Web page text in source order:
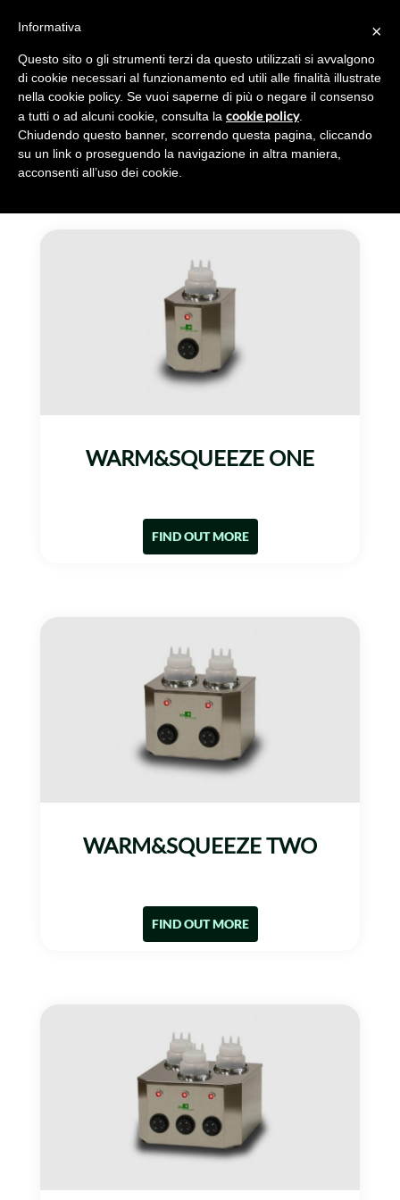
TOPPING WARMERS
WARM&SQUEEZE ONE
FIND OUT MORE
WARM&SQUEEZE TWO
FIND OUT MORE
×
Informativa
Questo sito o gli strumenti terzi da questo utilizzati si avvalgono
di cookie necessari al funzionamento ed utili alle finalità illustrate
nella cookie policy. Se vuoi saperne di più o negare il consenso
a tutti o ad alcuni cookie, consulta la cookie policy.
Chiudendo questo banner, scorrendo questa pagina, cliccando
su un link o proseguendo la navigazione in altra maniera,
acconsenti all’uso dei cookie.